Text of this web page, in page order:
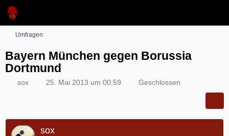
Umfragen
Bayern München gegen Borussia
Dortmund
sox 25. Mai 2013 um 00:59 Geschlossen
sox